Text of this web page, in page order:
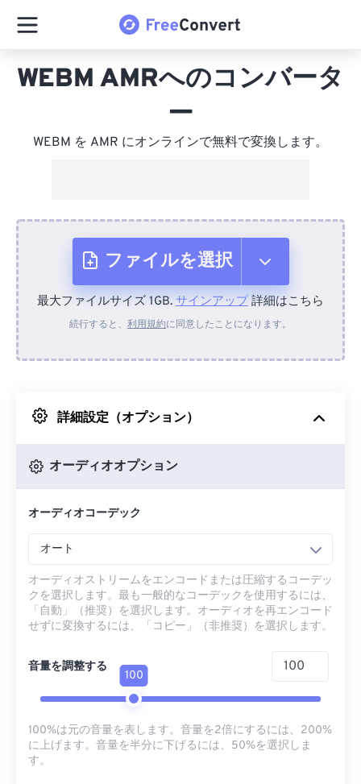
WEBM AMRへのコンバータ
ー
WEBM を AMR にオンラインで無料で変換します。
ファイルを選択
デバイスから
Googleドライブから
最大ファイルサイズ 1GB. サインアップ詳細はこちら
続行すると、 利用規約に同意したことになります。
詳細設定（オプション）
オーディオオプション
オーディオコーデック
オート
オーディオストリームをエンコードまたは圧縮するコーデッ
クを選択します。最も一般的なコーデックを使用するには、
「自動」（推奨）を選択します。オーディオを再エンコード
せずに変換するには、「コピー」（非推奨）を選択します。
音量を調整する
100
100%は元の音量を表します。音量を2倍にするには、200%
に上げます。音量を半分に下げるには、50%を選択しま
す。